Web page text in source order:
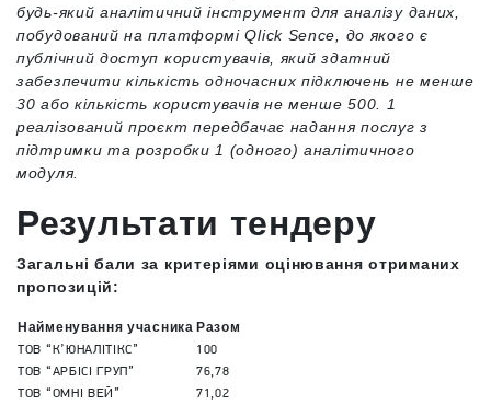
будь-який аналітичний інструмент для аналізу даних,
побудований на платформі Qlick Sence, до якого є
публічний доступ користувачів, який здатний
забезпечити кількість одночасних підключень не менше
30 або кількість користувачів не менше 500. 1
реалізований проєкт передбачає надання послуг з
підтримки та розробки 1 (одного) аналітичного
модуля.
Результати тендеру
Загальні бали за критеріями оцінювання отриманих
пропозицій:
Найменування учасника Разом
ТОВ “К’ЮНАЛІТІКС”
100
ТОВ “АРБІСІ ГРУП”
76,78
ТОВ “ОМНІ ВЕЙ”
71,02